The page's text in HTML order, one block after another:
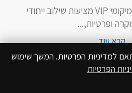
דירות דיסקרטיות במיקומי VIP מציעות שילוב ייחודי
ופרטיות,...
קרא עוד
למדיניות הפרטיות. המשך שימוש
הפרטיות